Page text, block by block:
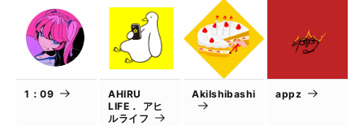
1：09
AHIRU
LIFE． アヒ
ルライフ
AkiIshibashi appz